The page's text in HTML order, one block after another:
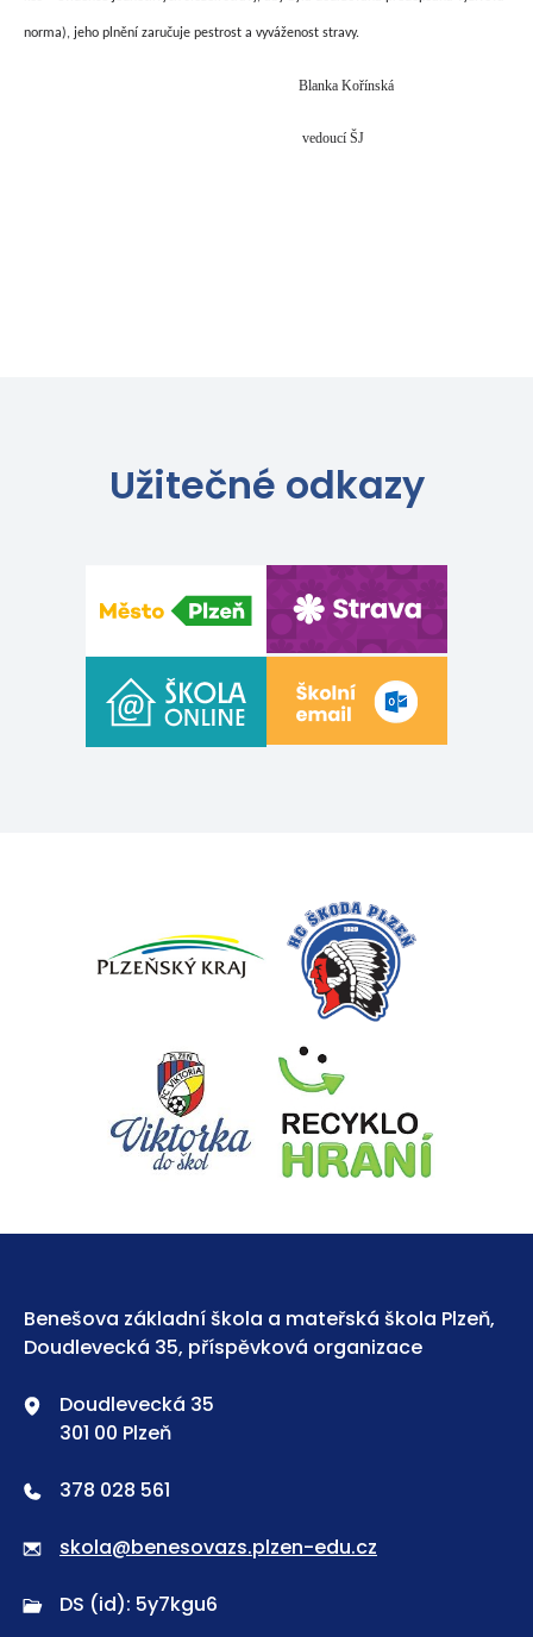
norma), jeho plnění zaručuje pestrost a vyváženost stravy.
Blanka Kořínská
vedoucí ŠJ
Užitečné odkazy
Benešova základní škola a mateřská škola Plzeň,
Doudlevecká 35, příspěvková organizace
Doudlevecká 35
301 00 Plzeň
378 028 561
skola@benesovazs.plzen-edu.cz
DS (id): 5y7kgu6